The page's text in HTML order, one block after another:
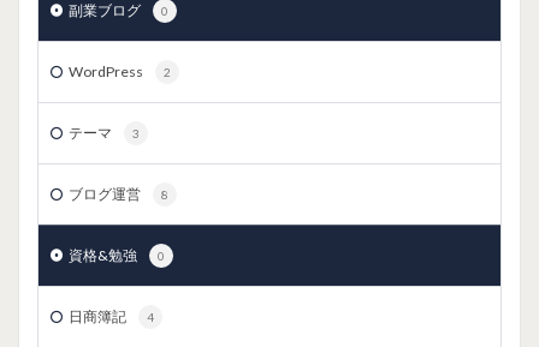
副業ブログ 0
WordPress 2
テーマ 3
ブログ運営 8
資格&勉強 0
日商簿記 4